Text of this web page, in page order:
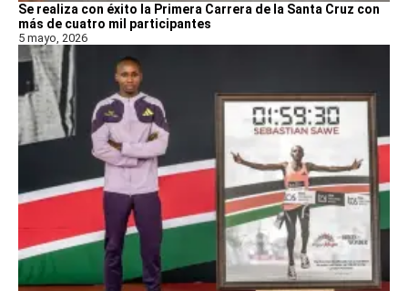
Se realiza con éxito la Primera Carrera de la Santa Cruz con
más de cuatro mil participantes
5 mayo, 2026